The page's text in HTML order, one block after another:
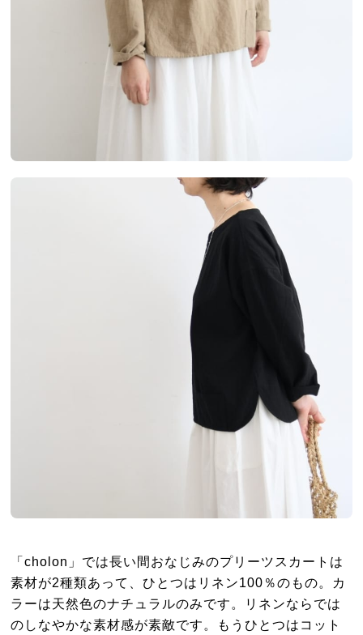
「cholon」では長い間おなじみのプリーツスカートは
素材が2種類あって、ひとつはリネン100％のもの。カ
ラーは天然色のナチュラルのみです。リネンならでは
のしなやかな素材感が素敵です。もうひとつはコット